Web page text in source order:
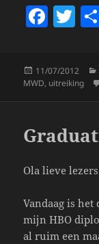
F
a
e
o
o
k
T
w
er
Posted
on
11/07/2012
MWD, uitreiking
Ola lieve
Vandaag is
mijn HBO
al ruim een